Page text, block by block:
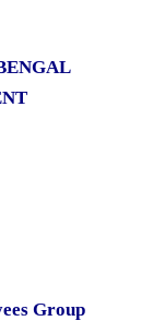
Group